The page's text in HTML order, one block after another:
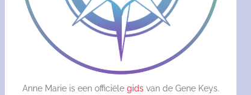
Anne Marie is een officiële gidsvan de Gene Keys.